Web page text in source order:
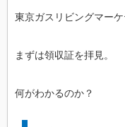
東京ガスリビングマー
まずは領収証を拝見。
何がわかるのか？